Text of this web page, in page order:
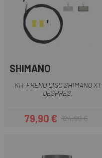
SHIMANO
KIT FRENO DISC SHIMANO XT
DESPRÉS.
Preu
79,90 €Preu regular
124,99 €